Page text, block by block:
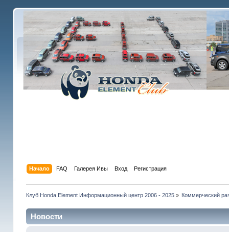
Начало FAQ Галерея Ивы Вход Регистрация
Клуб Honda Element Информационный центр 2006 - 2025» Коммерческий
Новости